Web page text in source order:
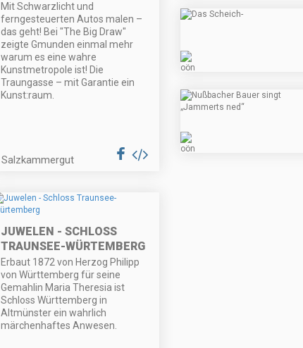
Mit Schwarzlicht und
ferngesteuerten Autos malen –
das geht! Bei "The Big Draw"
zeigte Gmunden einmal mehr
warum es eine wahre
Kunstmetropole ist! Die
Traungasse – mit Garantie ein
Kunst:raum.
Salzkammergut
JUWELEN - SCHLOSS
TRAUNSEE-WÜRTEMBERG
Erbaut 1872 von Herzog Philipp
von Württemberg für seine
Gemahlin Maria Theresia ist
Schloss Württemberg in
Altmünster ein wahrlich
märchenhaftes Anwesen.